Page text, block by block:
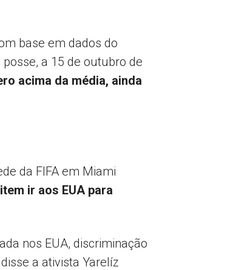
base em dados do
a 15 de outubro de
acima da média, ainda
da FIFA em Miami
ir aos EUA para
nos EUA, discriminação
disse a ativista Yarelíz